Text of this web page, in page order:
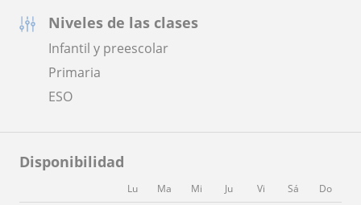
Niveles de las clases
Infantil y preescolar
Primaria
ESO
Disponibilidad
Lu Ma Mi Ju Vi Sá
Do